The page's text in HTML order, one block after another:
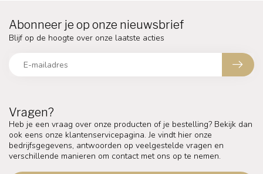
Vragen?
Heb je een vraag over onze producten of je bestelling? Bekijk dan
ook eens onze klantenservicepagina. Je vindt hier onze
bedrijfsgegevens, antwoorden op veelgestelde vragen en
verschillende manieren om contact met ons op te nemen.
Abonneer je op onze nieuwsbrief
Blijf op de hoogte over onze laatste acties